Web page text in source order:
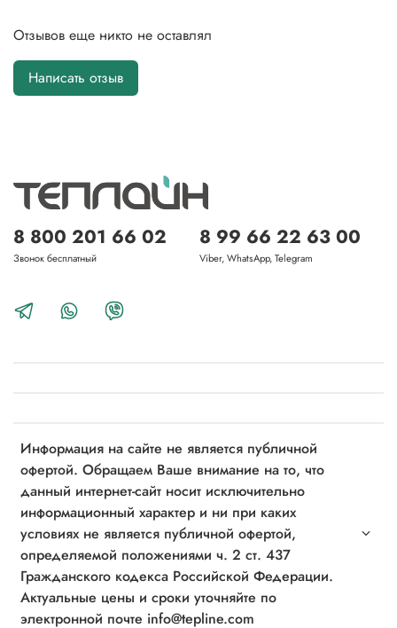
Отзывов еще никто не оставлял
Написать отзыв
Информация на сайте не является публичной
офертой. Обращаем Ваше внимание на то, что
данный интернет-сайт носит исключительно
информационный характер и ни при каких
условиях не является публичной офертой,
определяемой положениями ч. 2 ст. 437
Гражданского кодекса Российской Федерации.
Актуальные цены и сроки уточняйте по
электронной почте info@tepline.com
8 800 201 66 02
Звонок бесплатный
8 99 66 22 63 00
Viber, WhatsApp, Telegram